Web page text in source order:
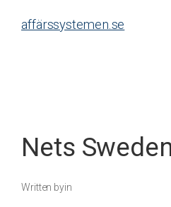
affärssystemen.se
Nets
Written byin